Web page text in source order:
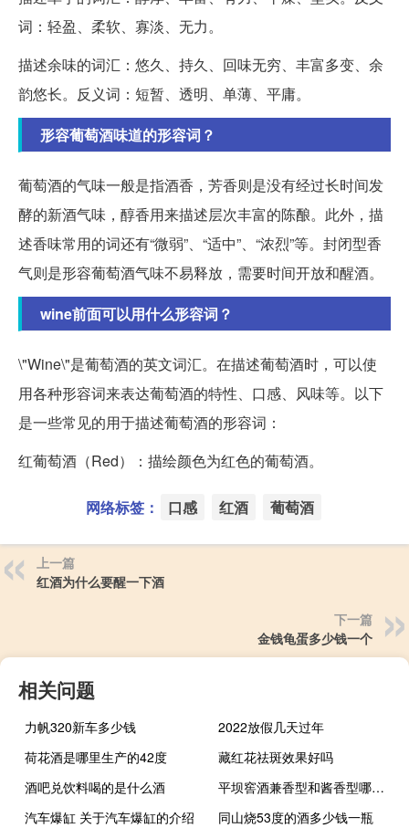
词：轻盈、柔软、寡淡、无力。
描述余味的词汇：悠久、持久、回味无穷、丰富多变、余
韵悠长。反义词：短暂、透明、单薄、平庸。
形容葡萄酒味道的形容词？
葡萄酒的气味一般是指酒香，芳香则是没有经过长时间发
酵的新酒气味，醇香用来描述层次丰富的陈酿。此外，描
述香味常用的词还有“微弱”、“适中”、“浓烈”等。封闭型香
气则是形容葡萄酒气味不易释放，需要时间开放和醒酒。
wine前面可以用什么形容词？
\"Wine\"是葡萄酒的英文词汇。在描述葡萄酒时，可以使
用各种形容词来表达葡萄酒的特性、口感、风味等。以下
是一些常见的用于描述葡萄酒的形容词：
红葡萄酒（Red）：描绘颜色为红色的葡萄酒。
网络标签： 口感 红酒 葡萄酒
上一篇
红酒为什么要醒一下酒
下一篇
金钱龟蛋多少钱一个
相关问题
力帆320新车多少钱
2022放假几天过年
荷花酒是哪里生产的42度
藏红花祛斑效果好吗
酒吧兑饮料喝的是什么酒
平坝窖酒兼香型和酱香型哪个好
汽车爆缸 关于汽车爆缸的介绍
同山烧53度的酒多少钱一瓶